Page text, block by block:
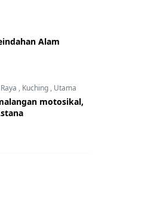
Alam
, Kuching , Utama
motosikal,